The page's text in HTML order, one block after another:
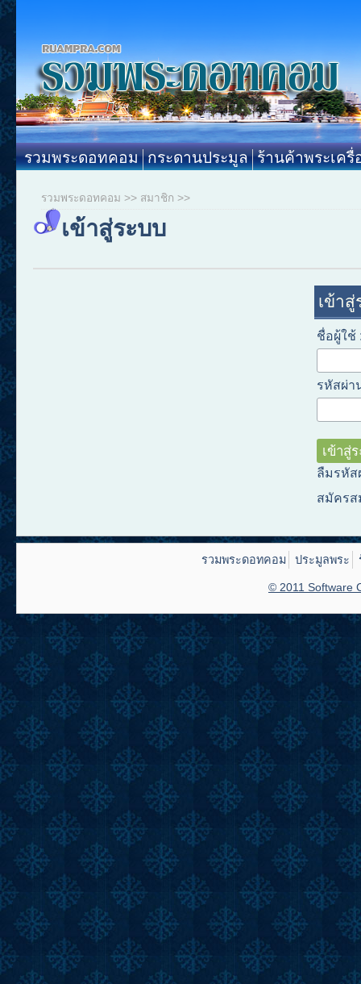
รวมพระดอทคอม กระดานประมูล ร้านค้าพระเครื่
รวมพระดอทคอม >> สมาชิก >>
เข้าสู่ระบบ
เข้าสู่
ชื่อผู้ใช้
รหัสผ่า
ลืมรหัส
สมัคร
รวมพระดอทคอม ประมูลพระ
© 2011 Software